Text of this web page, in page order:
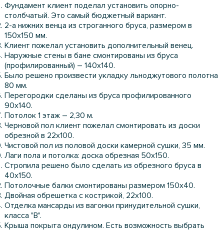
Фундамент клиент поделал установить опорно-
столбчатый. Это самый бюджетный вариант.
2-а нижних венца из строганного бруса, размером в
150х150 мм.
Клиент пожелал установить дополнительный венец.
Наружные стены в бане смонтированы из бруса
(профилированный) – 140х140.
Было решено произвести укладку льноджутового полотна
80 мм.
Перегородки сделаны из бруса профилированного
90х140.
Потолок 1 этаж – 2,30 м.
Черновой пол клиент пожелал смонтировать из доски
обрезной в 22х100.
Чистовой пол из половой доски камерной сушки, 35 мм.
Лаги пола и потолка: доска обрезная 50х150.
Стропила решено было сделать из обрезного бруса в
40х150.
Потолочные балки смонтированы размером 150х40.
Двойная обрешетка с кострикой, 22х100.
Отделка мансарды из вагонки принудительной сушки,
класса "B".
Крыша покрыта ондулином. Есть возможность выбрать